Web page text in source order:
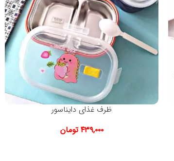
ظرف غذای دایناسور
۴۳۹,۰۰۰ تومان